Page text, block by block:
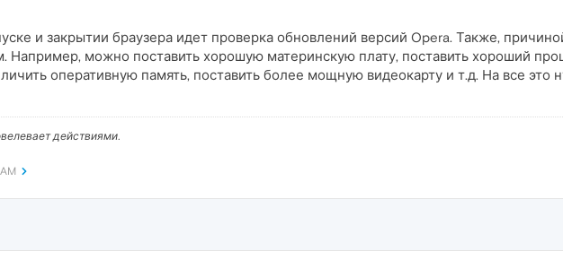
и закрытии браузера идет проверка обновлений версий Opera. Также,
можно поставить хорошую материнскую плату, поставить хороший
оперативную память, поставить более мощную видеокарту и т.д. На все
действиями.